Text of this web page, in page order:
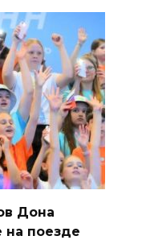
Дона
на поезде